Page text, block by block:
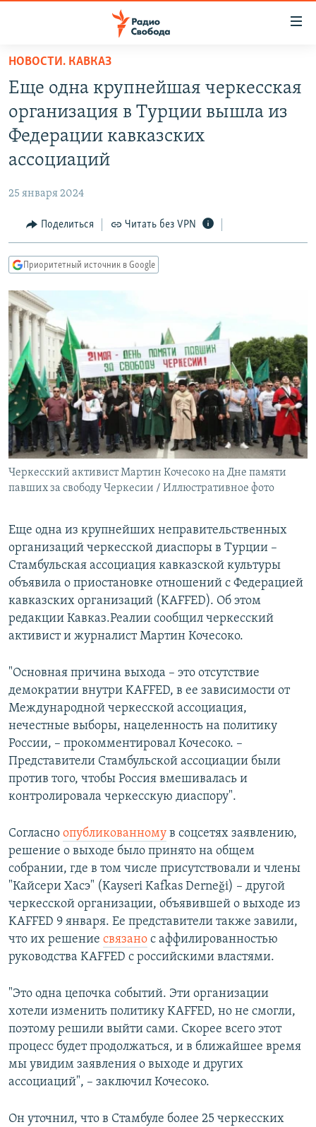
упрощенного
доступа
основному
содержанию
навигации
Вернутся
ПОДКАСТЫ
АВТОРСКИЕ ПРОЕКТЫ
ЦИТАТЫ СВОБОДЫ
КУЛЬТУРА
IDEL.РЕАЛИИ
КАВКАЗ.РЕАЛИИ
СИБИРЬ.РЕАЛИИ
РАСПИСАНИЕ ВЕЩАНИЯ
ПОДПИШИТЕСЬ НА РАССЫЛКУ
СОЦИАЛЬНЫЕ СЕТИ
Все сайты РСЕ/РС
НОВОСТИ. КАВКАЗ
Еще одна крупнейшая черкесская
организация в Турции вышла из
Федерации кавказских
ассоциаций
25 января 2024
Поделиться Читать без VPN
Приоритетный источник в Google
Черкесский активист Мартин Кочесоко на Дне памяти
павших за свободу Черкесии / Иллюстративное фото
Еще одна из крупнейших неправительственных
организаций черкесской диаспоры в Турции –
Стамбульская ассоциация кавказской культуры
объявила о приостановке отношений с Федерацией
кавказских организаций (KAFFED). Об этом
редакции Кавказ.Реалии сообщил черкесский
активист и журналист Мартин Кочесоко.
"Основная причина выхода – это отсутствие
демократии внутри KAFFED, в ее зависимости от
Международной черкесской ассоциация,
нечестные выборы, нацеленность на политику
России, – прокомментировал Кочесоко. –
Представители Стамбульской ассоциации были
против того, чтобы Россия вмешивалась и
контролировала черкесскую диаспору".
Согласно опубликованному в соцсетях заявлению,
решение о выходе было принято на общем
собрании, где в том числе присутствовали и члены
"Кайсери Хасэ" (Kayseri Kafkas Derneği) – другой
черкесской организации, объявившей о выходе из
KAFFED 9 января. Ее представители также завили,
что их решение связано с аффилированностью
руководства KAFFED с российскими властями.
"Это одна цепочка событий. Эти организации
хотели изменить политику KAFFED, но не смогли,
поэтому решили выйти сами. Скорее всего этот
процесс будет продолжаться, и в ближайшее время
мы увидим заявления о выходе и других
ассоциаций", – заключил Кочесоко.
Он уточнил, что в Стамбуле более 25 черкесских